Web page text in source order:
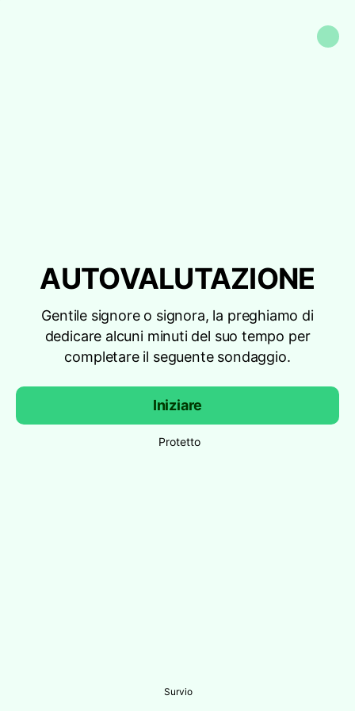
AUTOVALUTAZIONE
Gentile signore o signora, la preghiamo di
dedicare alcuni minuti del suo tempo per
completare il seguente sondaggio.
Iniziare
Protetto
Survio